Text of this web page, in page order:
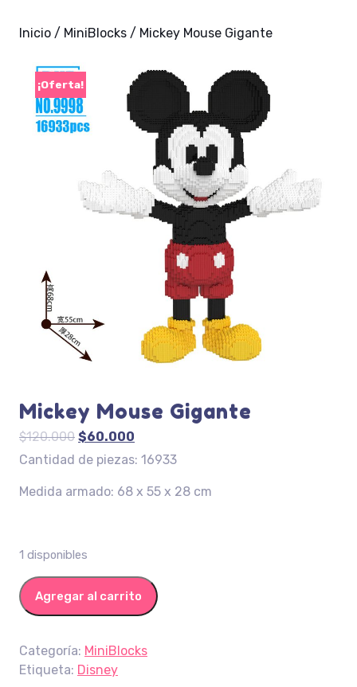
Inicio / MiniBlocks / Mickey Mouse Gigante
¡Oferta!
Mickey Mouse Gigante
$120.000 El
precio
era:
$60.000
precio
es:
Cantidad de piezas: 16933
Medida armado: 68 x 55 x 28 cm
1 disponibles
Mickey Mouse Gigante cantidad
Agregar al carrito
Categoría: MiniBlocks
Etiqueta: Disney